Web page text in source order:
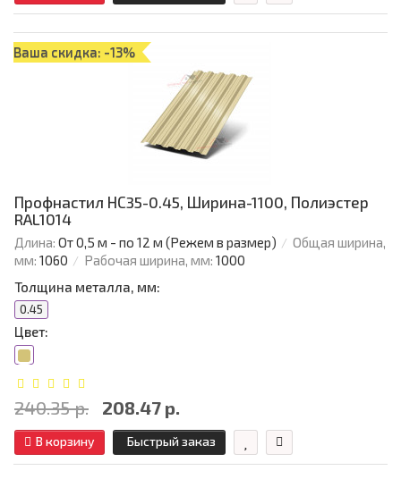
Ваша скидка: -13%
Профнастил НС35-0.45, Ширина-1100, Полиэстер
RAL1014
Длина: От 0,5 м - по 12 м (Режем в размер)
Общая ширина,
мм: 1060 Рабочая ширина, мм: 1000
Толщина металла, мм:
0.45
Цвет:
240.35 р. 208.47 р.
В корзину Быстрый заказ